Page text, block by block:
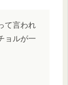
て言われ
ョルが一